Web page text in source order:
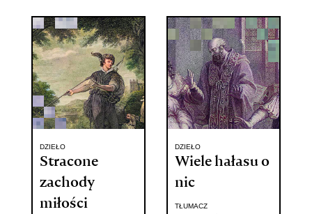
DZIEŁO
Stracone
zachody
miłości
DZIEŁO
Wiele hałasu o
nic
TŁUMACZ